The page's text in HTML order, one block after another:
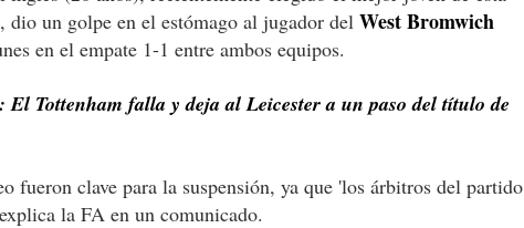
dio un golpe en el estómago al jugador del West Bromwich
en el empate 1-1 entre ambos equipos.
El Tottenham falla y deja al Leicester a un paso del título de
fueron clave para la suspensión, ya que 'los árbitros del partido
la FA en un comunicado.